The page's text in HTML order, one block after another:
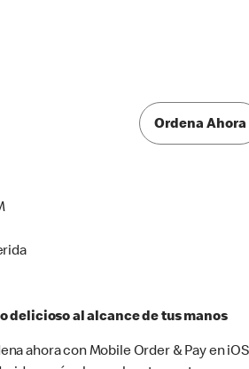
Ordena Ahora
delicioso al alcance de tus manos
ahora con Mobile Order & Pay en